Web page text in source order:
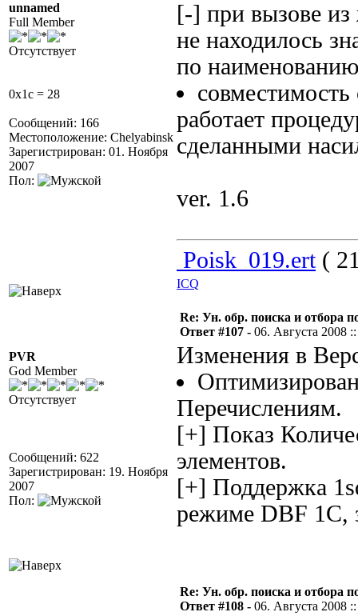
unnamed
Full Member
Отсутствует
0x1c = 28
Сообщений: 166
Местоположение: Chelyabinsk
Зарегистрирован: 01. Ноября
2007
Пол:
[-] при вызове из
не находилось
по
работает
сделанными
ver. 1.6
Poisk_019.ert(
ICQ
PVR
God Member
Отсутствует
Сообщений: 622
Зарегистрирован: 19. Ноября
2007
Пол:
Re: Ун. обр. поиска и отбора
Ответ #107 - 06. Августа 2008
Изменения в
Перечислениям.
[+] Показ
элементов.
[+] Поддержка
режиме DBF 1С,
Re: Ун. обр. поиска и отбора
Ответ #108 - 06. Августа 2008